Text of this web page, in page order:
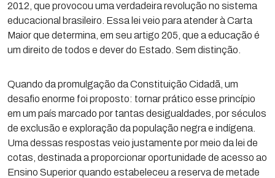
2012, que provocou uma verdadeira revolução no sistema
educacional brasileiro. Essa lei veio para atender à Carta
Maior que determina, em seu artigo 205, que a educação é
um direito de todos e dever do Estado. Sem distinção.
Quando da promulgação da Constituição Cidadã, um
desafio enorme foi proposto: tornar prático esse princípio
em um país marcado por tantas desigualdades, por séculos
de exclusão e exploração da população negra e indígena.
Uma dessas respostas veio justamente por meio da lei de
cotas, destinada a proporcionar oportunidade de acesso ao
Ensino Superior quando estabeleceu a reserva de metade